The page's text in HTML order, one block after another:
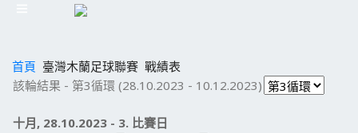
首頁 臺灣木蘭足球聯賽 戰績表
該輪結果 - 第3循環 (28.10.2023 - 10.12.2023)
十月, 28.10.2023 - 3. 比賽日